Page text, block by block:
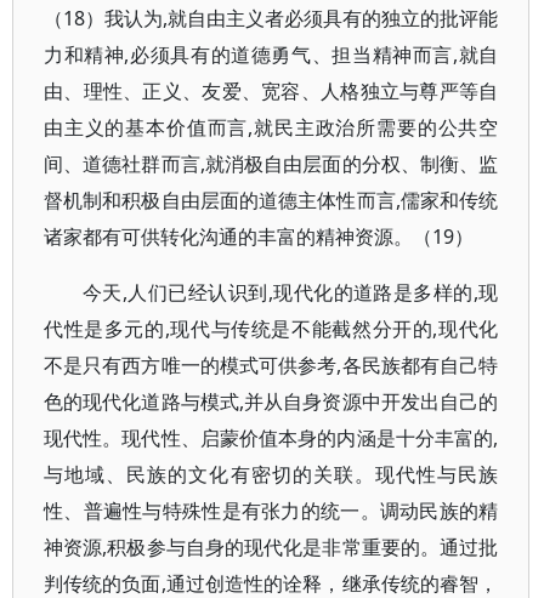
（18）我认为,就自由主义者必须具有的独立的批评能
力和精神,必须具有的道德勇气、担当精神而言,就自
由、理性、正义、友爱、宽容、人格独立与尊严等自
由主义的基本价值而言,就民主政治所需要的公共空
间、道德社群而言,就消极自由层面的分权、制衡、监
督机制和积极自由层面的道德主体性而言,儒家和传统
诸家都有可供转化沟通的丰富的精神资源。（19）
今天,人们已经认识到,现代化的道路是多样的,现
代性是多元的,现代与传统是不能截然分开的,现代化
不是只有西方唯一的模式可供参考,各民族都有自己特
色的现代化道路与模式,并从自身资源中开发出自己的
现代性。现代性、启蒙价值本身的内涵是十分丰富的,
与地域、民族的文化有密切的关联。现代性与民族
性、普遍性与特殊性是有张力的统一。调动民族的精
神资源,积极参与自身的现代化是非常重要的。通过批
判传统的负面,通过创造性的诠释，继承传统的睿智，